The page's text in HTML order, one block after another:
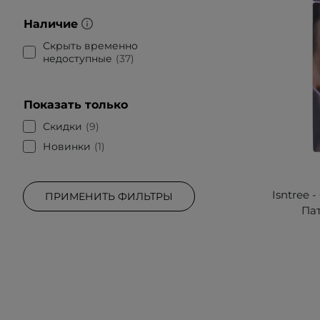
Наличие
Скрыть временно
недоступные
37
Показать только
Скидки
9
Новинки
1
ПРИМЕНИТЬ ФИЛЬТРЫ
Isntree -